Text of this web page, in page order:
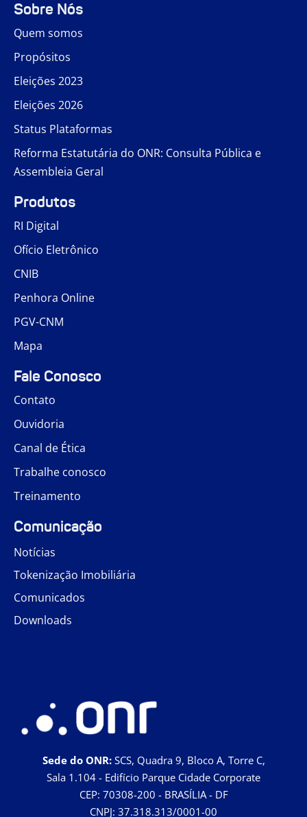
Sobre Nós
Quem somos
Propósitos
Eleições 2023
Eleições 2026
Status Plataformas
Reforma Estatutária do ONR: Consulta Pública e
Assembleia Geral
Produtos
RI Digital
Ofício Eletrônico
CNIB
Penhora Online
PGV-CNM
Mapa
Fale Conosco
Contato
Ouvidoria
Canal de Ética
Trabalhe conosco
Treinamento
Comunicação
Notícias
Tokenização Imobiliária
Comunicados
Downloads
Sede do ONR:SCS, Quadra 9, Bloco A, Torre C,
Sala 1.104 - Edifício Parque Cidade Corporate
CEP: 70308-200 - BRASÍLIA - DF
CNPJ: 37.318.313/0001-00